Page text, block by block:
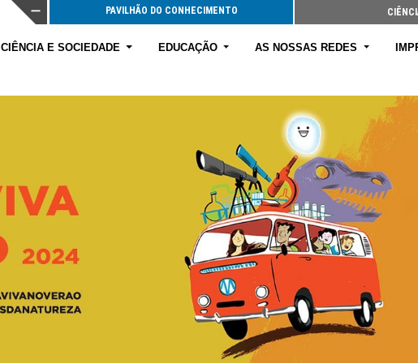
PAVILHÃO DO CONHECIMENTO
CIÊNCIA E SOCIEDADE EDUCAÇÃO AS NOSSAS REDES